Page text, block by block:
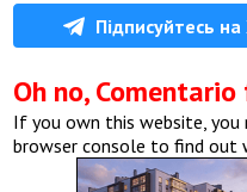
Підписуйтесь
Oh no,
If you own this website,
browser console to find out